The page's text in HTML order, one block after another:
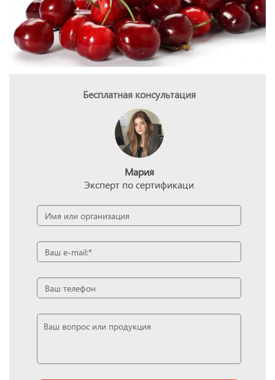
Бесплатная консультация
Мария
Эксперт по сертификаци